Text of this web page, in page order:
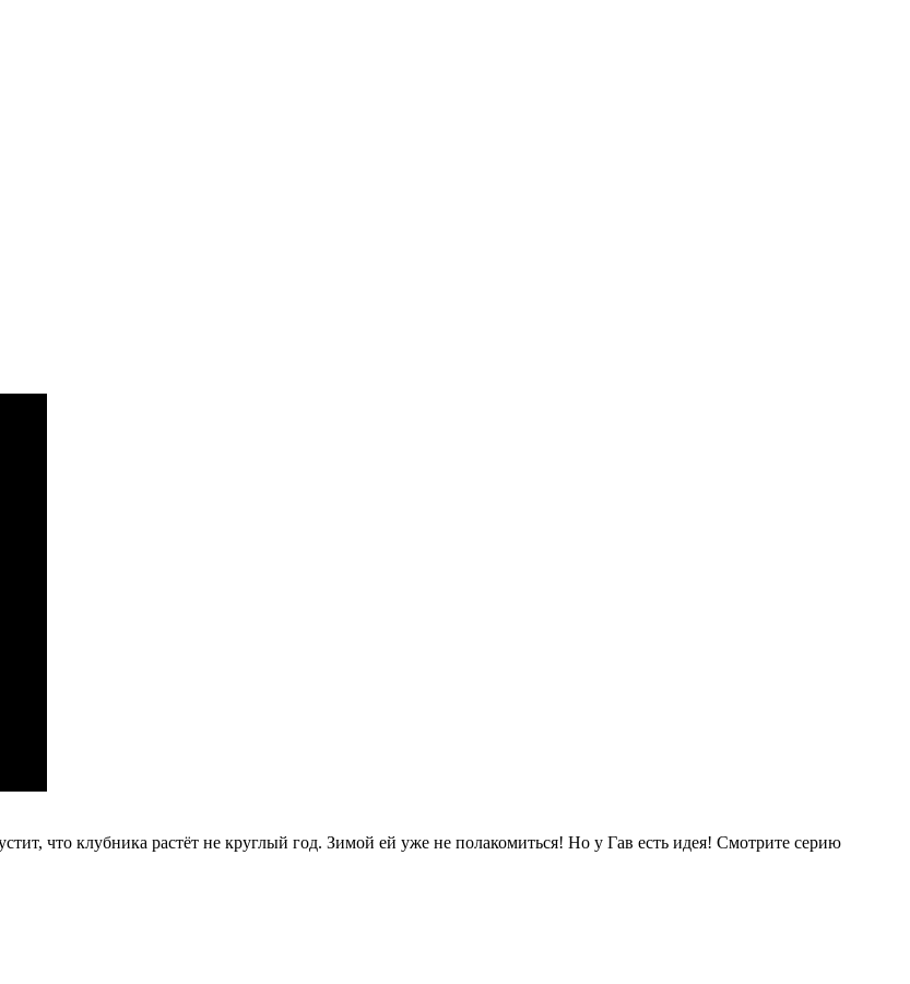
что клубника растёт не круглый год. Зимой ей уже не полакомиться! Но у Гав есть идея! Смотрите серию